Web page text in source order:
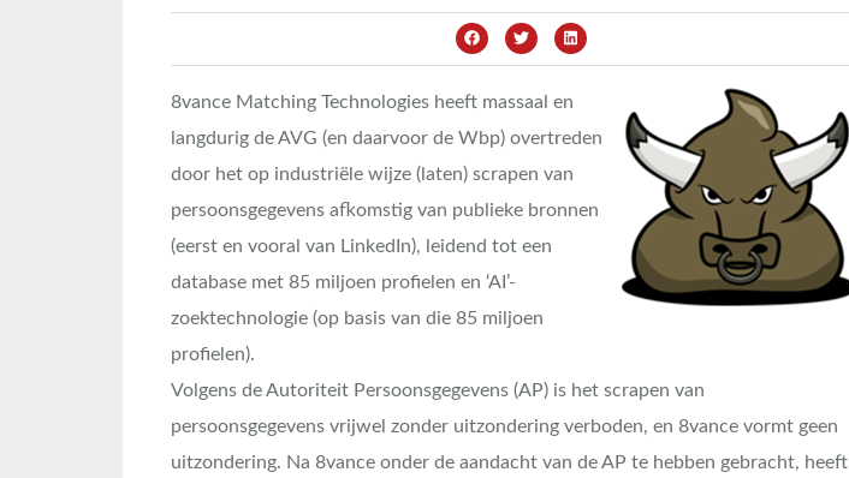
8vance Matching Technologies heeft massaal en
langdurig de AVG (en daarvoor de Wbp) overtreden
door het op industriële wijze (laten) scrapen van
persoonsgegevens afkomstig van publieke bronnen
(eerst en vooral van LinkedIn), leidend tot een
database met 85 miljoen profielen en ‘AI’-
zoektechnologie (op basis van die 85 miljoen
profielen).
Volgens de Autoriteit Persoonsgegevens (AP) is het scrapen van
persoonsgegevens vrijwel zonder uitzondering verboden, en 8vance vormt geen
uitzondering. Na 8vance onder de aandacht van de AP te hebben gebracht, heeft